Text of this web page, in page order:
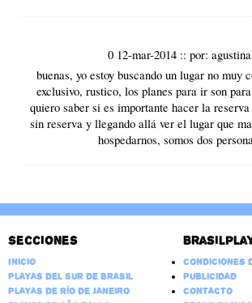
0 12-mar-2014 ::por:agustina
buenas, yo estoy buscando un lugar no muy
exclusivo, rustico, los planes para ir son
quiero saber si es importante hacer la
sin reserva y llegando allá ver el lugar que
hospedarnos, somos dos
Secciones
Inicio
Playas del Sur de Brasil
Playas de Río de Janeiro
Condiciones
Publicidad
Contacto